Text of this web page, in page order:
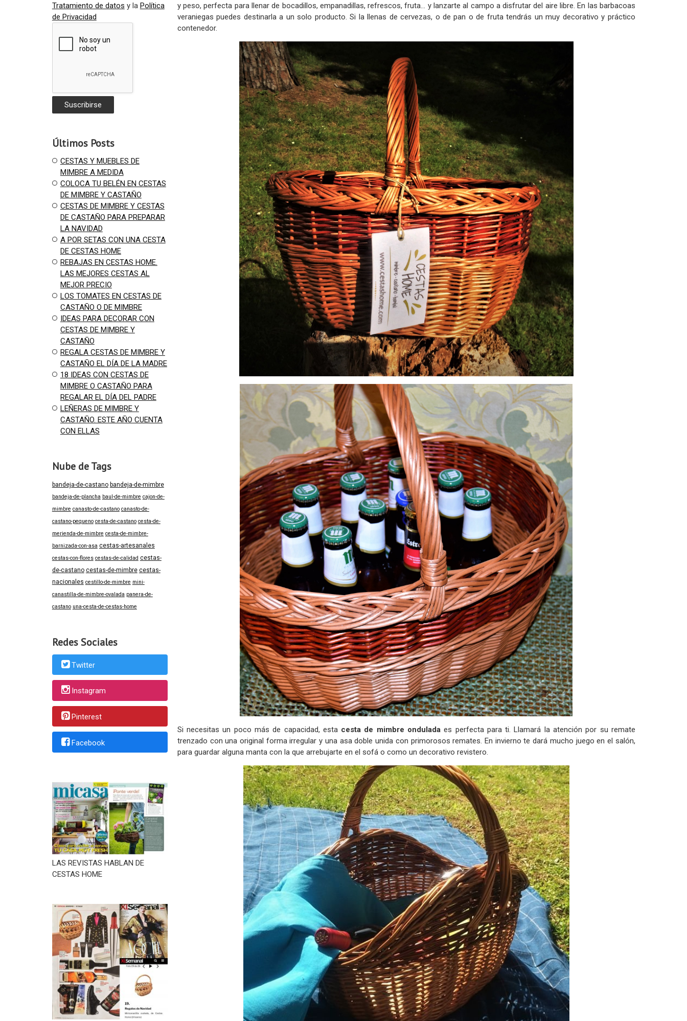
Tratamiento de datos y la Política
de Privacidad
Últimos Posts
CESTAS Y MUEBLES DE
MIMBRE A MEDIDA
COLOCA TU BELÉN EN CESTAS
DE MIMBRE Y CASTAÑO
CESTAS DE MIMBRE Y CESTAS
DE CASTAÑO PARA PREPARAR
LA NAVIDAD
A POR SETAS CON UNA CESTA
DE CESTAS HOME
REBAJAS EN CESTAS HOME.
LAS MEJORES CESTAS AL
MEJOR PRECIO
LOS TOMATES EN CESTAS DE
CASTAÑO O DE MIMBRE
IDEAS PARA DECORAR CON
CESTAS DE MIMBRE Y
CASTAÑO
REGALA CESTAS DE MIMBRE Y
CASTAÑO EL DÍA DE LA MADRE
18 IDEAS CON CESTAS DE
MIMBRE O CASTAÑO PARA
REGALAR EL DÍA DEL PADRE
LEÑERAS DE MIMBRE Y
CASTAÑO. ESTE AÑO CUENTA
CON ELLAS
Nube de Tags
bandeja-de-castano bandeja-de-mimbre
bandeja-de-plancha baul-de-mimbre cajon-de-
mimbre canasto-de-castano canasto-de-
castano-pequeno cesta-de-castano cesta-de-
merienda-de-mimbre cesta-de-mimbre-
barnizada-con-asa cestas-artesanales
cestas-con-flores cestas-de-calidad cestas-
de-castano cestas-de-mimbre cestas-
nacionales cestillo-de-mimbre mini-
canastilla-de-mimbre-ovalada panera-de-
castano una-cesta-de-cestas-home
Redes Sociales
Twitter
Instagram
Pinterest
Facebook
LAS REVISTAS HABLAN DE
CESTAS HOME
y peso, perfecta para llenar de bocadillos, empanadillas, refrescos, fruta... y lanzarte al campo a disfrutar del aire libre. En las barbacoas
veraniegas puedes destinarla a un solo producto. Si la llenas de cervezas, o de pan o de fruta tendrás un muy decorativo y práctico
contenedor.
Si necesitas un poco más de capacidad, estacesta de mimbre onduladaes perfecta para ti. Llamará la atención por su remate
trenzado con una original forma irregular y una asa doble unida con primorosos remates. En invierno te dará mucho juego en el salón,
para guardar alguna manta con la que arrebujarte en el sofá o como un decorativo revistero.